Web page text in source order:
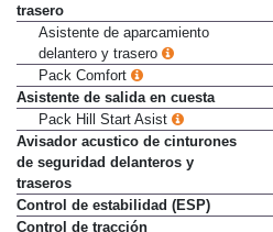
trasero
Asistente de aparcamiento
delantero y trasero
Pack Comfort
Asistente de salida en cuesta
Pack Hill Start Asist
Avisador acustico de cinturones
de seguridad delanteros y
traseros
Control de estabilidad (ESP)
Control de tracción